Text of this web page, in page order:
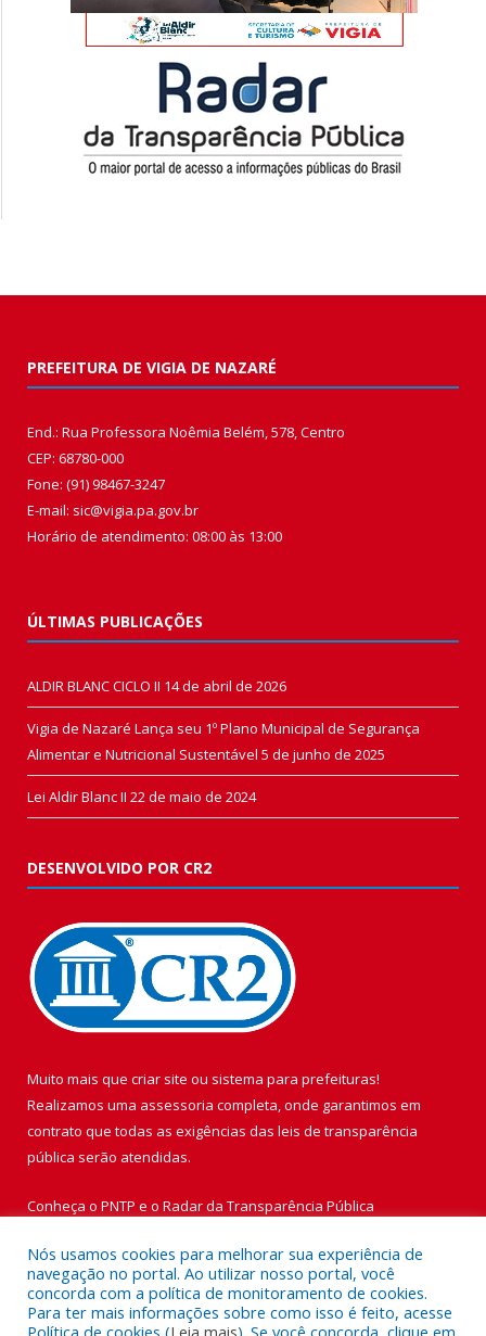
PREFEITURA DE VIGIA DE NAZARÉ
End.: Rua Professora Noêmia Belém, 578, Centro
CEP: 68780-000
Fone: (91) 98467-3247
E-mail: sic@vigia.pa.gov.br
Horário de atendimento: 08:00 às 13:00
ÚLTIMAS PUBLICAÇÕES
ALDIR BLANC CICLO II 14 de abril de 2026
Vigia de Nazaré Lança seu 1º Plano Municipal de Segurança
Alimentar e Nutricional Sustentável 5 de junho de 2025
Lei Aldir Blanc II 22 de maio de 2024
DESENVOLVIDO POR CR2
Muito mais que criar site ou sistema para prefeituras!
Realizamos uma assessoria completa, onde garantimos em
contrato que todas as exigências das leis de transparência
pública serão atendidas.
Conheça o PNTP e o Radar da Transparência Pública
Todos os direitos reservados a Prefeitura Municipal de Vigia de
Nós usamos cookies para melhorar sua experiência de
navegação no portal. Ao utilizar nosso portal, você
concorda com a política de monitoramento de cookies.
Para ter mais informações sobre como isso é feito, acesse
Política de cookies (Leia mais). Se você concorda, clique em